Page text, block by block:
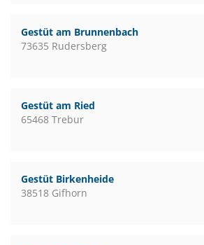
Gestüt am Brunnenbach
73635 Rudersberg
Gestüt am Ried
65468 Trebur
Gestüt Birkenheide
38518 Gifhorn